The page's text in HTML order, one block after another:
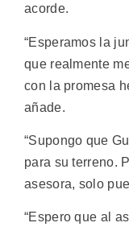
acorde.
“Esperamos la
que realmente
con la promesa
añade.
“Supongo que
para su terreno.
asesora, solo
“Espero que al